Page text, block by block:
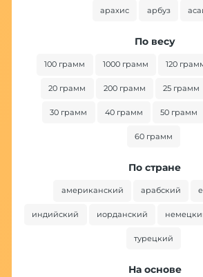
арахис арбуз
По весу
100 грамм 1000 грамм 120
20 грамм 200 грамм 25 грамм
30 грамм 40 грамм 50 грамм
60 грамм
По стране
американский арабский
индийский иорданский
турецкий
На основе